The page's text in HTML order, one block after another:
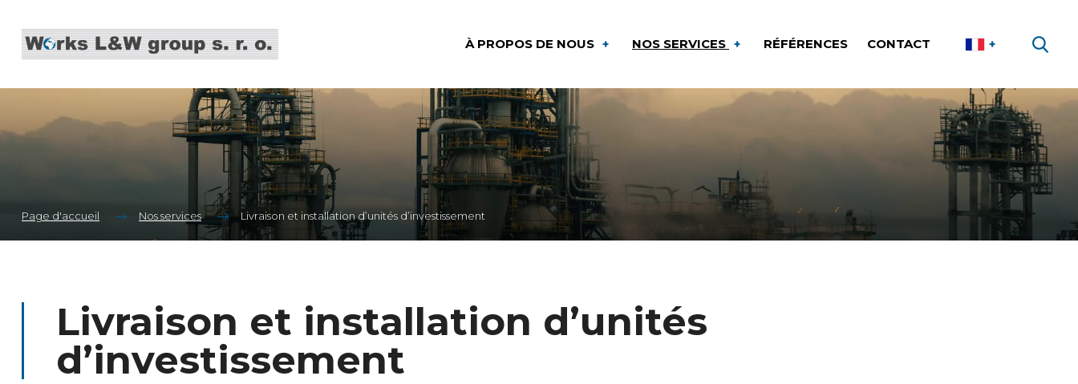
À PROPOS DE NOUS NOS SERVICES RÉFÉRENCES CONTACT
Page d'accueil Nos services Livraison et installation d’unités d’investissement
Livraison et installation d’unités
d’investissement